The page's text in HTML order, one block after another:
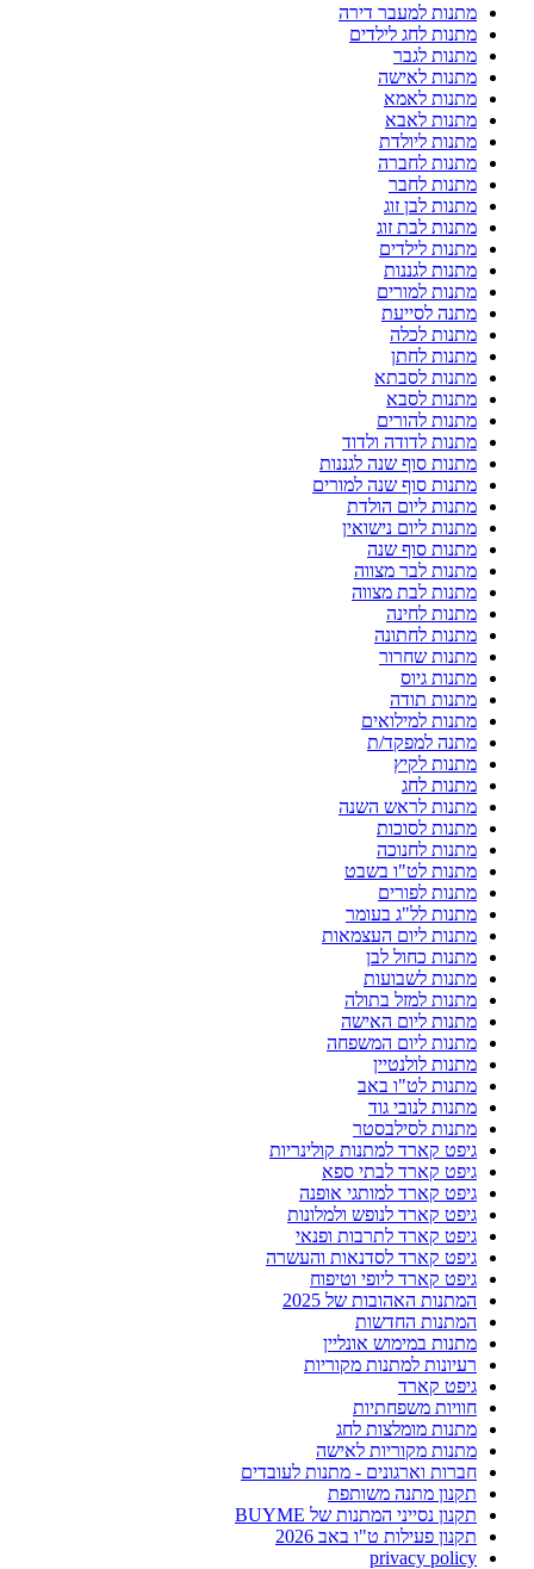
מתנות למעבר דירה
מתנות לחג לילדים
מתנות לגבר
מתנות לאישה
מתנות לאמא
מתנות לאבא
מתנות ליולדת
מתנות לחברה
מתנות לחבר
מתנות לבן זוג
מתנות לבת זוג
מתנות לילדים
מתנות לגננות
מתנות למורים
מתנה לסייעת
מתנות לכלה
מתנות לחתן
מתנות לסבתא
מתנות לסבא
מתנות להורים
מתנות לדודה ולדוד
מתנות סוף שנה לגננות
מתנות סוף שנה למורים
מתנות ליום הולדת
מתנות ליום נישואין
מתנות סוף שנה
מתנות לבר מצווה
מתנות לבת מצווה
מתנות לחינה
מתנות לחתונה
מתנות שחרור
מתנות גיוס
מתנות תודה
מתנות למילואים
מתנה למפקד/ת
מתנות לקיץ
מתנות לחג
מתנות לראש השנה
מתנות לסוכות
מתנות לחנוכה
מתנות לט"ו בשבט
מתנות לפורים
מתנות לל"ג בעומר
מתנות ליום העצמאות
מתנות כחול לבן
מתנות לשבועות
מתנות למזל בתולה
מתנות ליום האישה
מתנות ליום המשפחה
מתנות לולנטיין
מתנות לט"ו באב
מתנות לנובי גוד
מתנות לסילבסטר
גיפט קארד למתנות קולינריות
גיפט קארד לבתי ספא
גיפט קארד למותגי אופנה
גיפט קארד לנופש ולמלונות
גיפט קארד לתרבות ופנאי
גיפט קארד לסדנאות והעשרה
גיפט קארד ליופי וטיפוח
המתנות האהובות של 2025
המתנות החדשות
מתנות במימוש אונליין
רעיונות למתנות מקוריות
גיפט קארד
חוויות משפחתיות
מתנות מומלצות לחג
מתנות מקוריות לאישה
חברות וארגונים - מתנות לעובדים
תקנון מתנה משותפת
תקנון נסייני המתנות של BUYME
תקנון פעילות ט"ו באב 2026
privacy policy